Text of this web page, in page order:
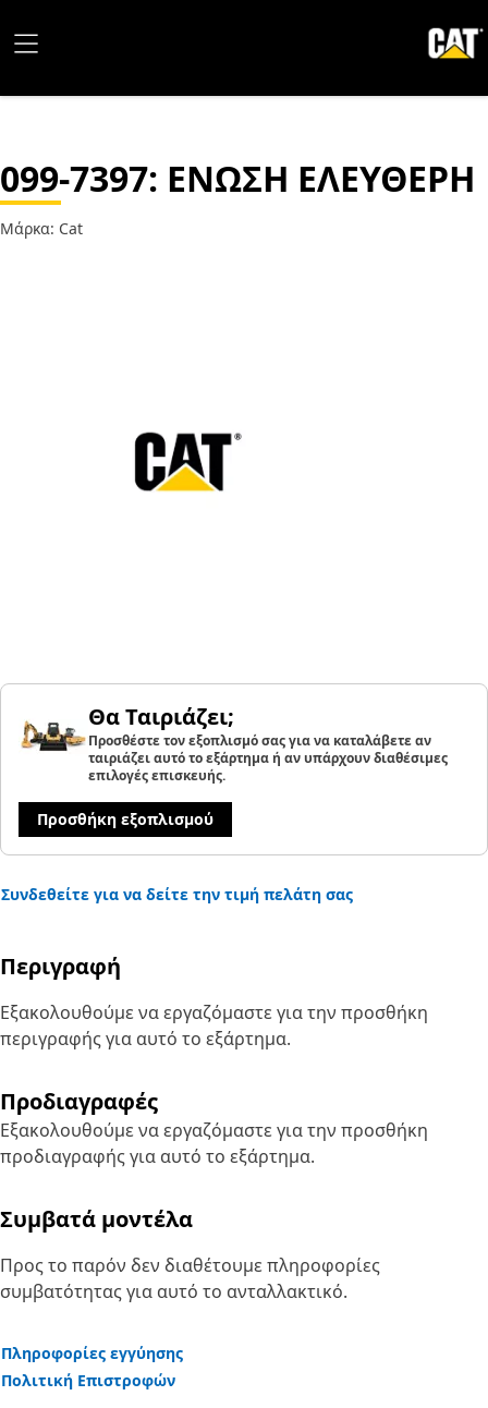
099-7397: ΕΝΩΣΗ ΕΛΕΥΘΕΡΗ
Μάρκα: Cat
Θα Ταιριάζει;
Προσθέστε τον εξοπλισμό σας για να καταλάβετε αν
ταιριάζει αυτό το εξάρτημα ή αν υπάρχουν διαθέσιμες
επιλογές επισκευής.
Προσθήκη εξοπλισμού
Συνδεθείτε για να δείτε την τιμή πελάτη σας
Περιγραφή
Εξακολουθούμε να εργαζόμαστε για την προσθήκη
περιγραφής για αυτό το εξάρτημα.
Προδιαγραφές
Εξακολουθούμε να εργαζόμαστε για την προσθήκη
προδιαγραφής για αυτό το εξάρτημα.
Συμβατά μοντέλα
Προς το παρόν δεν διαθέτουμε πληροφορίες
συμβατότητας για αυτό το ανταλλακτικό.
Πληροφορίες εγγύησης
Πολιτική Επιστροφών